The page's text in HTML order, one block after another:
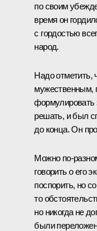
по своим
время он
с гордостью
народ.
Надо отметить,
мужественным,
формулировать
решать, и был
до конца. Он
Можно
говорить о его
поспорить, но
то
но никогда не
были